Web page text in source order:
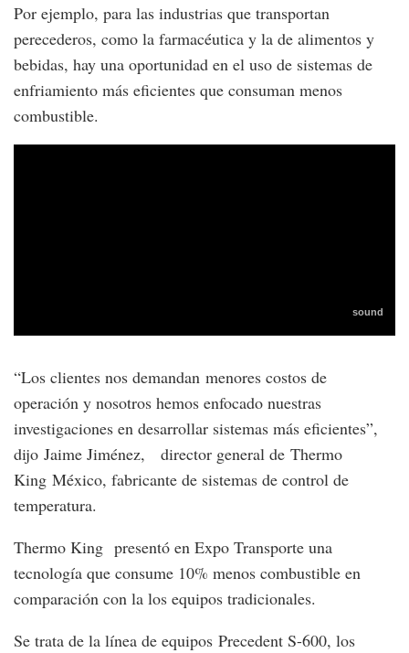
Por ejemplo, para las industrias que transportan
perecederos, como la farmacéutica y la de alimentos y
bebidas, hay una oportunidad en el uso de sistemas de
enfriamiento más eficientes que consuman menos
combustible.
“Los clientes nos demandan menores costos de
operación y nosotros hemos enfocado nuestras
investigaciones en desarrollar sistemas más eficientes”,
dijo Jaime Jiménez, director general de Thermo
King México, fabricante de sistemas de control de
temperatura.
Thermo King presentó en Expo Transporte una
tecnología que consume 10% menos combustible en
comparación con la los equipos tradicionales.
Se trata de la línea de equipos Precedent S-600, los